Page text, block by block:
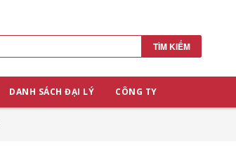
TÌM KIẾM
DANH SÁCH ĐẠI LÝ CÔNG TY